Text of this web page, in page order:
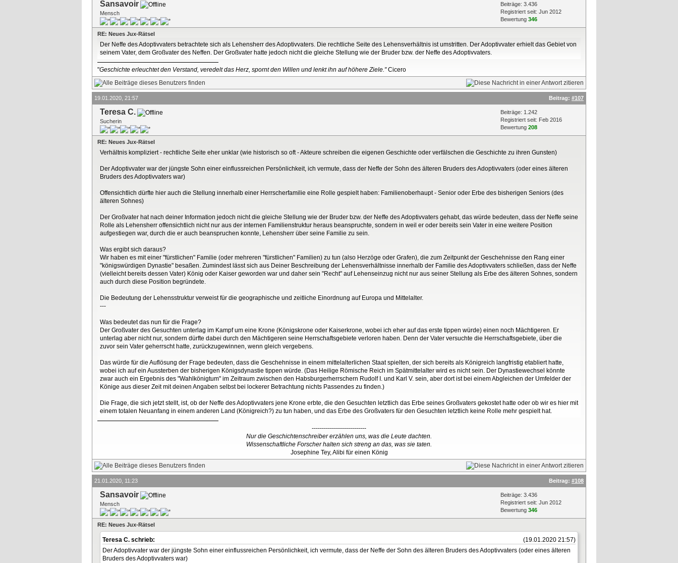
Sansavoir
Mensch
Beiträge: 3.436
Registriert seit: Jun 2012
Bewertung 346
RE: Neues Jux-Rätsel
Der Neffe des Adoptivvaters betrachtete sich als Lehensherr des Adoptivvaters. Die rechtliche Seite des Lehensverhältnis ist umstritten. Der Adoptivvater erhielt das Gebiet von
seinem Vater, dem Großvater des Neffen. Der Großvater hatte jedoch nicht die gleiche Stellung wie der Bruder bzw. der Neffe des Adoptivvaters.
"Geschichte erleuchtet den Verstand, veredelt das Herz, spornt den Willen und lenkt ihn auf höhere Ziele."Cicero
19.01.2020, 21:57 Beitrag: #107
Teresa C.
Sucherin
Beiträge: 1.242
Registriert seit: Feb 2016
Bewertung 208
RE: Neues Jux-Rätsel
Verhältnis kompliziert - rechtliche Seite eher unklar (wie historisch so oft - Akteure schreiben die eigenen Geschichte oder verfälschen die Geschichte zu ihren Gunsten)
Der Adoptivvater war der jüngste Sohn einer einflussreichen Persönlichkeit, ich vermute, dass der Neffe der Sohn des älteren Bruders des Adoptivvaters (oder eines älteren
Bruders des Adoptivvaters war)
Offensichtlich dürfte hier auch die Stellung innerhalb einer Herrscherfamilie eine Rolle gespielt haben: Familienoberhaupt - Senior oder Erbe des bisherigen Seniors (des
älteren Sohnes)
Der Großvater hat nach deiner Information jedoch nicht die gleiche Stellung wie der Bruder bzw. der Neffe des Adoptivvaters gehabt, das würde bedeuten, dass der Neffe seine
Rolle als Lehensherr offensichtlich nicht nur aus der internen Familienstruktur heraus beanspruchte, sondern in weil er oder bereits sein Vater in eine weitere Position
aufgestiegen war, durch die er auch beanspruchen konnte, Lehensherr über seine Familie zu sein.
Was ergibt sich daraus?
Wir haben es mit einer "fürstlichen" Familie (oder mehreren "fürstlichen" Familien) zu tun (also Herzöge oder Grafen), die zum Zeitpunkt der Geschehnisse den Rang einer
"königswürdigen Dynastie" besaßen. Zumindest lässt sich aus Deiner Beschreibung der Lehensverhältnisse innerhalb der Familie des Adoptivvaters schließen, dass der Neffe
(vielleicht bereits dessen Vater) König oder Kaiser geworden war und daher sein "Recht" auf Lehenseinzug nicht nur aus seiner Stellung als Erbe des älteren Sohnes, sondern
auch durch diese Position begründete.
Die Bedeutung der Lehensstruktur verweist für die geographische und zeitliche Einordnung auf Europa und Mittelalter.
---
Was bedeutet das nun für die Frage?
Der Großvater des Gesuchten unterlag im Kampf um eine Krone (Königskrone oder Kaiserkrone, wobei ich eher auf das erste tippen würde) einen noch Mächtigeren. Er
unterlag aber nicht nur, sondern dürfte dabei durch den Mächtigeren seine Herrschaftsgebiete verloren haben. Denn der Vater versuchte die Herrschaftsgebiete, über die
zuvor sein Vater geherrscht hatte, zurückzugewinnen, wenn gleich vergebens.
Das würde für die Auflösung der Frage bedeuten, dass die Geschehnisse in einem mittelalterlichen Staat spielten, der sich bereits als Königreich langfristig etabliert hatte,
wobei ich auf ein Aussterben der bisherigen Königsdynastie tippen würde. (Das Heilige Römische Reich im Spätmittelalter wird es nicht sein. Der Dynastiewechsel könnte
zwar auch ein Ergebnis des "Wahlkönigtum" im Zeitraum zwischen den Habsburgerherrschern Rudolf I. und Karl V. sein, aber dort ist bei einem Abgleichen der Umfelder der
Könige aus dieser Zeit mit deinen Angaben selbst bei lockerer Betrachtung nichts Passendes zu finden.)
Die Frage, die sich jetzt stellt, ist, ob der Neffe des Adoptivvaters jene Krone erbte, die den Gesuchten letztlich das Erbe seines Großvaters gekostet hatte oder ob wir es hier mit
einem totalen Neuanfang in einem anderen Land (Königreich?) zu tun haben, und das Erbe des Großvaters für den Gesuchten letztlich keine Rolle mehr gespielt hat.
---------------------------
Nur die Geschichtenschreiber erzählen uns, was die Leute dachten.
Wissenschaftliche Forscher halten sich streng an das, was sie taten.
Josephine Tey, Alibi für einen König
21.01.2020, 11:23 Beitrag: #108
Sansavoir
Mensch
Beiträge: 3.436
Registriert seit: Jun 2012
Bewertung 346
RE: Neues Jux-Rätsel
(19.01.2020 21:57)
Teresa C. schrieb:
Der Adoptivvater war der jüngste Sohn einer einflussreichen Persönlichkeit, ich vermute, dass der Neffe der Sohn des älteren Bruders des Adoptivvaters (oder eines älteren
Bruders des Adoptivvaters war)